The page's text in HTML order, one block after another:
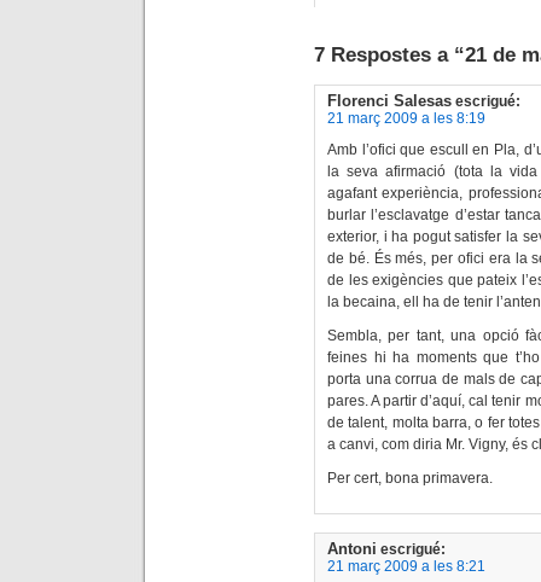
7 Respostes a “21 de
Florenci Salesas escrigué:
21 març 2009 a les 8:19
Amb l’ofici que escull en Pla,
la seva afirmació (tota la
agafant experiència,
burlar l’esclavatge d’estar
exterior, i ha pogut satisfer la
de bé. És més, per ofici era la
de les exigències que pateix
la becaina, ell ha de tenir
Sembla, per tant, una opció
feines hi ha moments que
porta una corrua de mals de
pares. A partir d’aquí, cal tenir
de talent, molta barra, o fer
a canvi, com diria Mr. Vigny, és
Per cert, bona primavera.
Antoni escrigué:
21 març 2009 a les 8:21